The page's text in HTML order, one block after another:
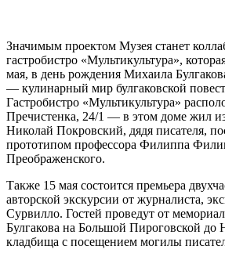
Значимым проектом Музея станет
гастробистро «Мультикультура»,
мая, в день рождения Михаила
— кулинарный мир булгаковской
Гастробистро «Мультикультура»
Пречистенка, 24/1 — в этом доме жил
Николай Покровский, дядя писателя,
прототипом профессора Филиппа
Преображенского.
Также 15 мая состоится премьера
авторской экскурсии от журналиста,
Сурвилло. Гостей проведут от
Булгакова на Большой Пироговской до
кладбища с посещением могилы